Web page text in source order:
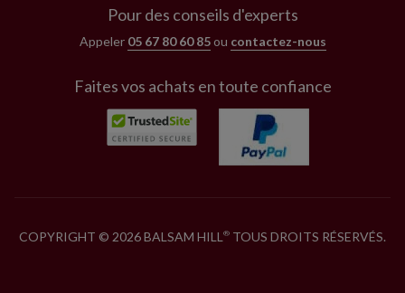
Pour des conseils d'experts
Appeler 05 67 80 60 85ou contactez-nous
Faites vos achats en toute confiance
COPYRIGHT © 2026 BALSAM HILL ® TOUS DROITS RÉSERVÉS.